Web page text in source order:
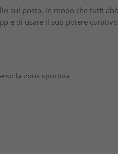
sul posto, in modo che tutti
e di usare il suo potere
la zona sportiva